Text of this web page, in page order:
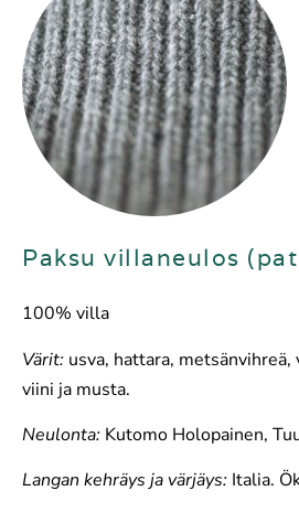
Paksu villaneulos
100% villa
Värit: usva, hattara, metsänvihreä,
viini ja musta.
Neulonta: Kutomo Holopainen,
Langan kehräys ja värjäys: Italia.